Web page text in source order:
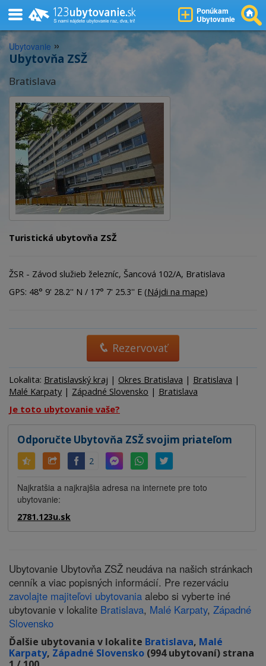
Ponúkam
Ubytovanie
Ubytovanie »
Ubytovňa ZSŽ
Bratislava
Turistická ubytovňa ZSŽ
ŽSR - Závod služieb železníc, Šancová 102/A, Bratislava
GPS: 48° 9' 28.2'' N / 17° 7' 25.3'' E (Nájdi na mape)
Rezervovať
Lokalita: Bratislavský kraj | Okres Bratislava | Bratislava |
Malé Karpaty | Západné Slovensko | Bratislava
Je toto ubytovanie vaše?
Odporučte Ubytovňa ZSŽ svojim priateľom
2
Najkratšia a najkrajšia adresa na internete pre toto
ubytovanie:
2781.123u.sk
Ubytovanie Ubytovňa ZSŽ neudáva na našich stránkach
cenník a viac popisných informácií. Pre rezerváciu
zavolajte majiteľovi ubytovania alebo si vyberte iné
ubytovanie v lokalite Bratislava, Malé Karpaty, Západné
Slovensko
Ďalšie ubytovania v lokalite Bratislava, Malé
Karpaty, Západné Slovensko (994 ubytovaní) strana